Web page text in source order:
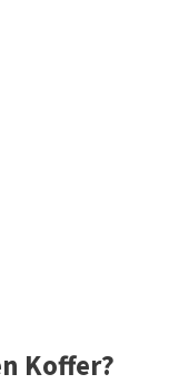
Koffer?